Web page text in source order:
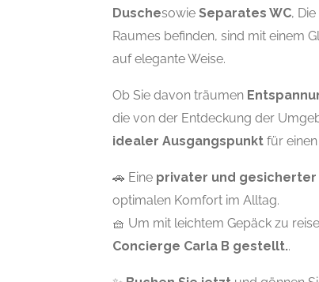
Duschesowie Separates WC,
Raumes befinden, sind mit einem
auf elegante Weise.
Ob Sie davon träumen
die von der Entdeckung der
idealer Ausgangspunkt für
🚗 Eine privater und gesicherter
optimalen Komfort im Alltag.
🧺 Um mit leichtem Gepäck zu
Concierge Carla B gestellt..